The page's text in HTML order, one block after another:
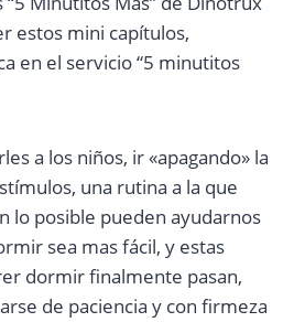
estos mini capítulos,
en el servicio “5 minutitos
a los niños, ir «apagando» la
una rutina a la que
lo posible pueden ayudarnos
sea mas fácil, y estas
dormir finalmente pasan,
de paciencia y con firmeza